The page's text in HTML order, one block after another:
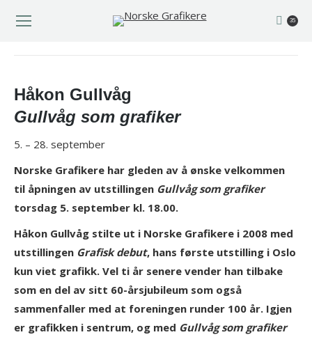
35
Håkon Gullvåg
Gullvåg som grafiker
5. – 28. september
Norske Grafikere har gleden av å ønske velkommen
til åpningen av utstillingen Gullvåg som grafiker
torsdag 5. september kl. 18.00.
Håkon Gullvåg stilte ut i Norske Grafikere i 2008 med
utstillingen Grafisk debut, hans første utstilling i Oslo
kun viet grafikk. Vel ti år senere vender han tilbake
som en del av sitt 60-årsjubileum som også
sammenfaller med at foreningen runder 100 år. Igjen
er grafikken i sentrum, og med Gullvåg som grafiker